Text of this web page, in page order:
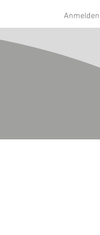
Anmelden